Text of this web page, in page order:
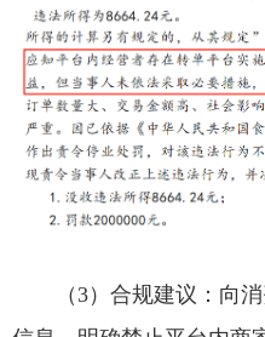
（3）合规建议：向